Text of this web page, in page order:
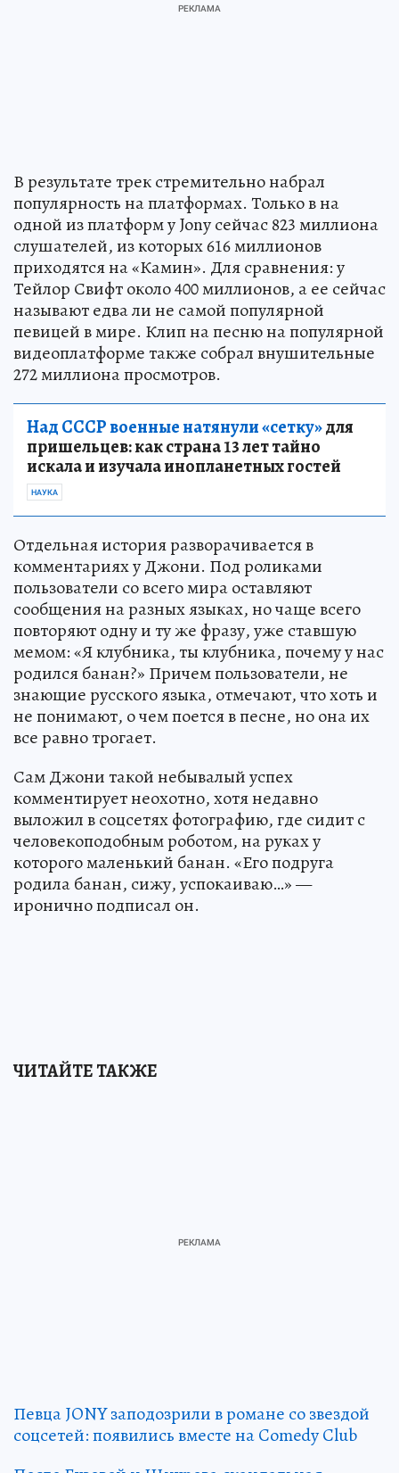
В результате трек стремительно набрал
популярность на платформах. Только в на
одной из платформ у Jony сейчас 823 миллиона
слушателей, из которых 616 миллионов
приходятся на «Камин». Для сравнения: у
Тейлор Свифт около 400 миллионов, а ее сейчас
называют едва ли не самой популярной
певицей в мире. Клип на песню на популярной
видеоплатформе также собрал внушительные
272 миллиона просмотров.
Над СССР военные натянули «сетку»для
пришельцев: как страна 13 лет тайно
искала и изучала инопланетных гостей
НАУКА
Отдельная история разворачивается в
комментариях у Джони. Под роликами
пользователи со всего мира оставляют
сообщения на разных языках, но чаще всего
повторяют одну и ту же фразу, уже ставшую
мемом: «Я клубника, ты клубника, почему у нас
родился банан?» Причем пользователи, не
знающие русского языка, отмечают, что хоть и
не понимают, о чем поется в песне, но она их
все равно трогает.
Сам Джони такой небывалый успех
комментирует неохотно, хотя недавно
выложил в соцсетях фотографию, где сидит с
человекоподобным роботом, на руках у
которого маленький банан. «Его подруга
родила банан, сижу, успокаиваю…» —
иронично подписал он.
ЧИТАЙТЕ ТАКЖЕ
Певца JONY заподозрили в романе со звездой
соцсетей: появились вместе на Comedy Club